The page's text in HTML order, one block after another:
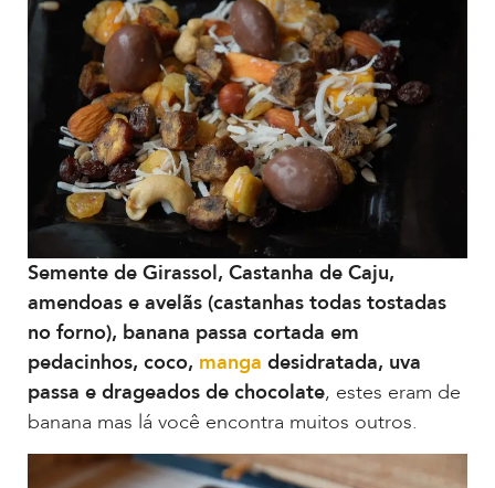
Semente de Girassol, Castanha de Caju,
amendoas e avelãs (castanhas todas tostadas
no forno), banana passa cortada em
pedacinhos, coco, manga desidratada, uva
passa e drageados de chocolate, estes eram de
banana mas lá você encontra muitos outros.